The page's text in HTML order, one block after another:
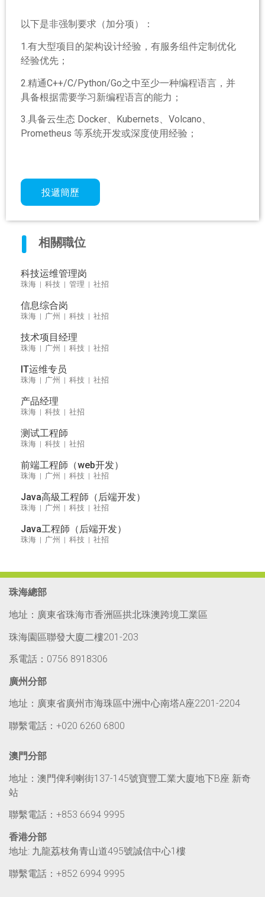
以下是非强制要求（加分项）：
1.有大型项目的架构设计经验，有服务组件定制优化
经验优先；
2.精通C++/C/Python/Go之中至少一种编程语言，并
具备根据需要学习新编程语言的能力；
3.具备云生态 Docker、Kubernets、Volcano、
Prometheus 等系统开发或深度使用经验；
投遞簡歷
相關職位
科技运维管理岗
珠海 | 科技 | 管理 | 社招
信息综合岗
珠海 | 广州 | 科技 | 社招
技术项目经理
珠海 | 广州 | 科技 | 社招
IT运维专员
珠海 | 广州 | 科技 | 社招
产品经理
珠海 | 科技 | 社招
测试工程師
珠海 | 科技 | 社招
前端工程師（web开发）
珠海 | 广州 | 科技 | 社招
Java高級工程師（后端开发）
珠海 | 广州 | 科技 | 社招
Java工程師（后端开发）
珠海 | 广州 | 科技 | 社招
珠海總部
地址：廣東省珠海市香洲區拱北珠澳跨境工業區
珠海園區聯發大廈二樓201-203
系電話：0756 8918306
廣州分部
地址：廣東省廣州市海珠區中洲中心南塔A座2201-2204
聯繫電話：+020 6260 6800
澳門分部
地址：澳門俾利喇街137-145號寶豐工業大廈地下B座 新奇
站
聯繫電話：+853 6694 9995
香港分部
地址: 九龍荔枝角青山道495號誠信中心1樓
聯繫電話：+852 6994 9995